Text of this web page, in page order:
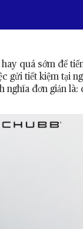
quá sớm để
gửi tiết kiệm tại
đơn giản là: